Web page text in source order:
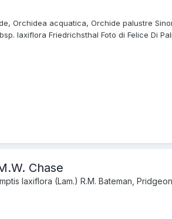
Orchidea acquatica, Orchide palustre
laxiflora Friedrichsthal Foto di Felice Di
Chase
laxiflora (Lam.) R.M. Bateman,